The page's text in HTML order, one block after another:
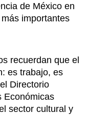
de México en
importantes
recuerdan que el
es trabajo, es
Directorio
Económicas
sector cultural y